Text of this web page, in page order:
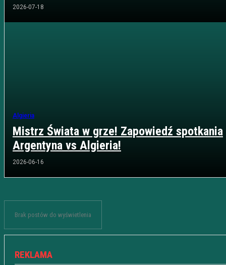
2026-07-18
Algieria
Mistrz Świata w grze! Zapowiedź spotkania
Argentyna vs Algieria!
2026-06-16
Brak postów do wyświetlenia
REKLAMA